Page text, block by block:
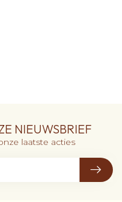
NIEUWSBRIEF
laatste acties